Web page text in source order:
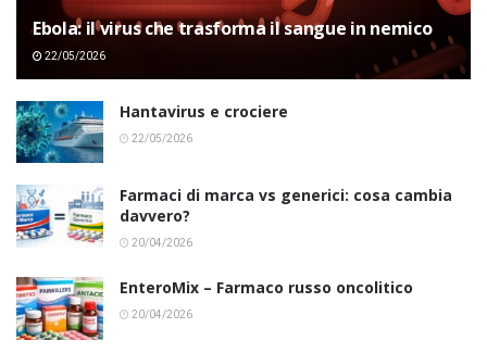
Ebola: il virus che trasforma il sangue in nemico
22/05/2026
Hantavirus e crociere
22/05/2026
Farmaci di marca vs generici: cosa cambia
davvero?
20/04/2026
EnteroMix – Farmaco russo oncolitico
20/04/2026